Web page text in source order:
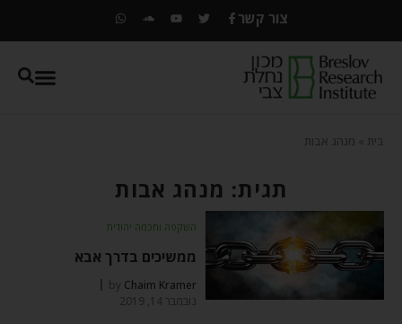
צור קשר
בית מנהג אבות
תגית: מנהג אבות
השקפה וחכמה יהודית
ממשיכים בדרך אבא
by Chaim Kramer
נובמבר 14, 2019